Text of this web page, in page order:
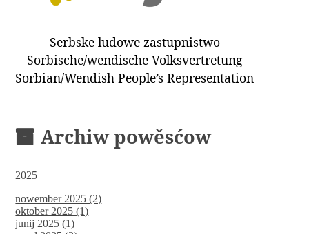
ZAPÓSŁANCY
WUBĚRKI
Serbske ludowe zastupnistwo
Sorbische/wendische Volksvertretung
Sorbian/Wendish People’s Representation
Archiw powěsćow
2025
nowember 2025 (2)
oktober 2025 (1)
junij 2025 (1)